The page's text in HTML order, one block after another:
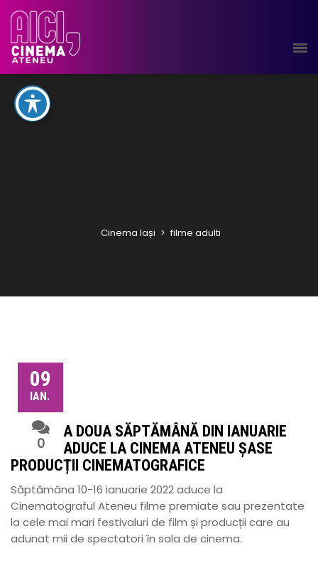
Cinema Iași > filme adulti
09
IAN.
0
A DOUA SĂPTĂMÂNĂ DIN IANUARIE
ADUCE LA CINEMA ATENEU ȘASE
PRODUCȚII CINEMATOGRAFICE
Săptămâna 10-16 ianuarie 2022 aduce la
Cinematograful Ateneu filme premiate sau prezentate
la cele mai mari festivaluri de film și producții care au
adunat mii de spectatori în sala de cinema.